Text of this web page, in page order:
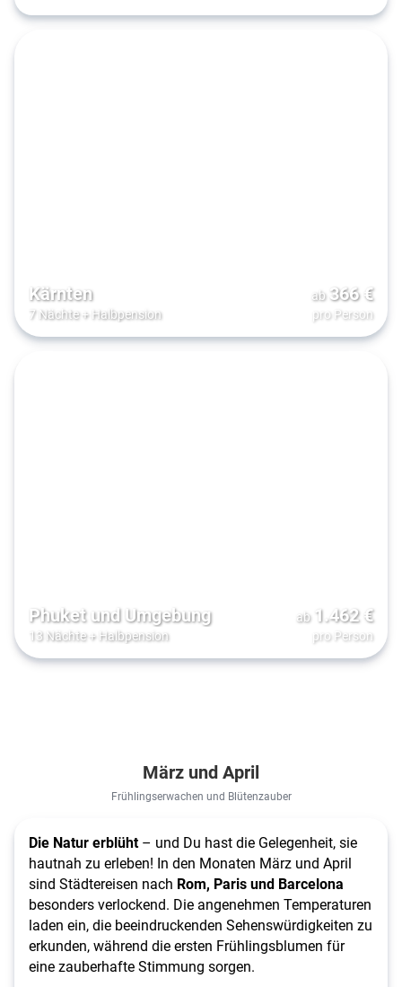
Kärnten
7 Nächte+ Halbpension
ab 366€
pro Person
Phuket und Umgebung
13 Nächte+ Halbpension
ab 1.462€
pro Person
März und April
Frühlingserwachen und Blütenzauber
Die Natur erblüht– und Du hast die Gelegenheit, sie
hautnah zu erleben! In den Monaten März und April
sind Städtereisen nach Rom, Paris und Barcelona
besonders verlockend. Die angenehmen Temperaturen
laden ein, die beeindruckenden Sehenswürdigkeiten zu
erkunden, während die ersten Frühlingsblumen für
eine zauberhafte Stimmung sorgen.